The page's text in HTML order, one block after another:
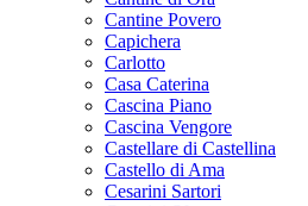
Cantine Povero
Capichera
Carlotto
Casa Caterina
Cascina Piano
Cascina Vengore
Castellare di Castellina
Castello di Ama
Cesarini Sartori